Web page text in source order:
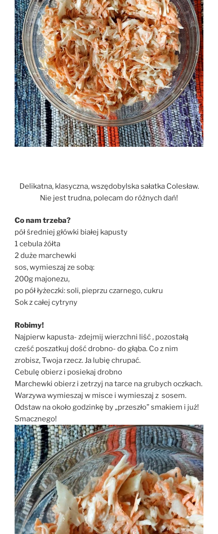
Delikatna, klasyczna, wszędobylska sałatka Colesław.
Nie jest trudna, polecam do różnych dań!
Co nam trzeba?
pół średniej główki białej kapusty
1 cebula żółta
2 duże marchewki
sos, wymieszaj ze sobą:
200g majonezu,
po pół łyżeczki: soli, pieprzu czarnego, cukru
Sok z całej cytryny
Robimy!
Najpierw kapusta- zdejmij wierzchni liść , pozostałą
cześć poszatkuj dość drobno- do głąba. Co z nim
zrobisz, Twoja rzecz. Ja lubię chrupać.
Cebulę obierz i posiekaj drobno
Marchewki obierz i zetrzyj na tarce na grubych oczkach.
Warzywa wymieszaj w misce i wymieszaj z sosem.
Odstaw na około godzinkę by „przeszło” smakiem i już!
Smacznego!